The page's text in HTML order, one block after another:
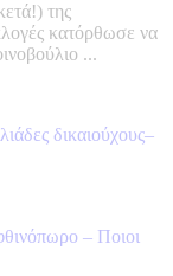
της
κατόρθωσε να
...
δικαιούχους–
– Ποιοι